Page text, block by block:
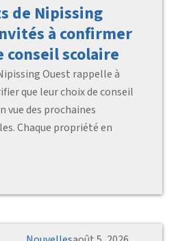
de Nipissing
à confirmer
conseil scolaire
Ouest rappelle à
que leur choix de conseil
vue des prochaines
Chaque propriété en